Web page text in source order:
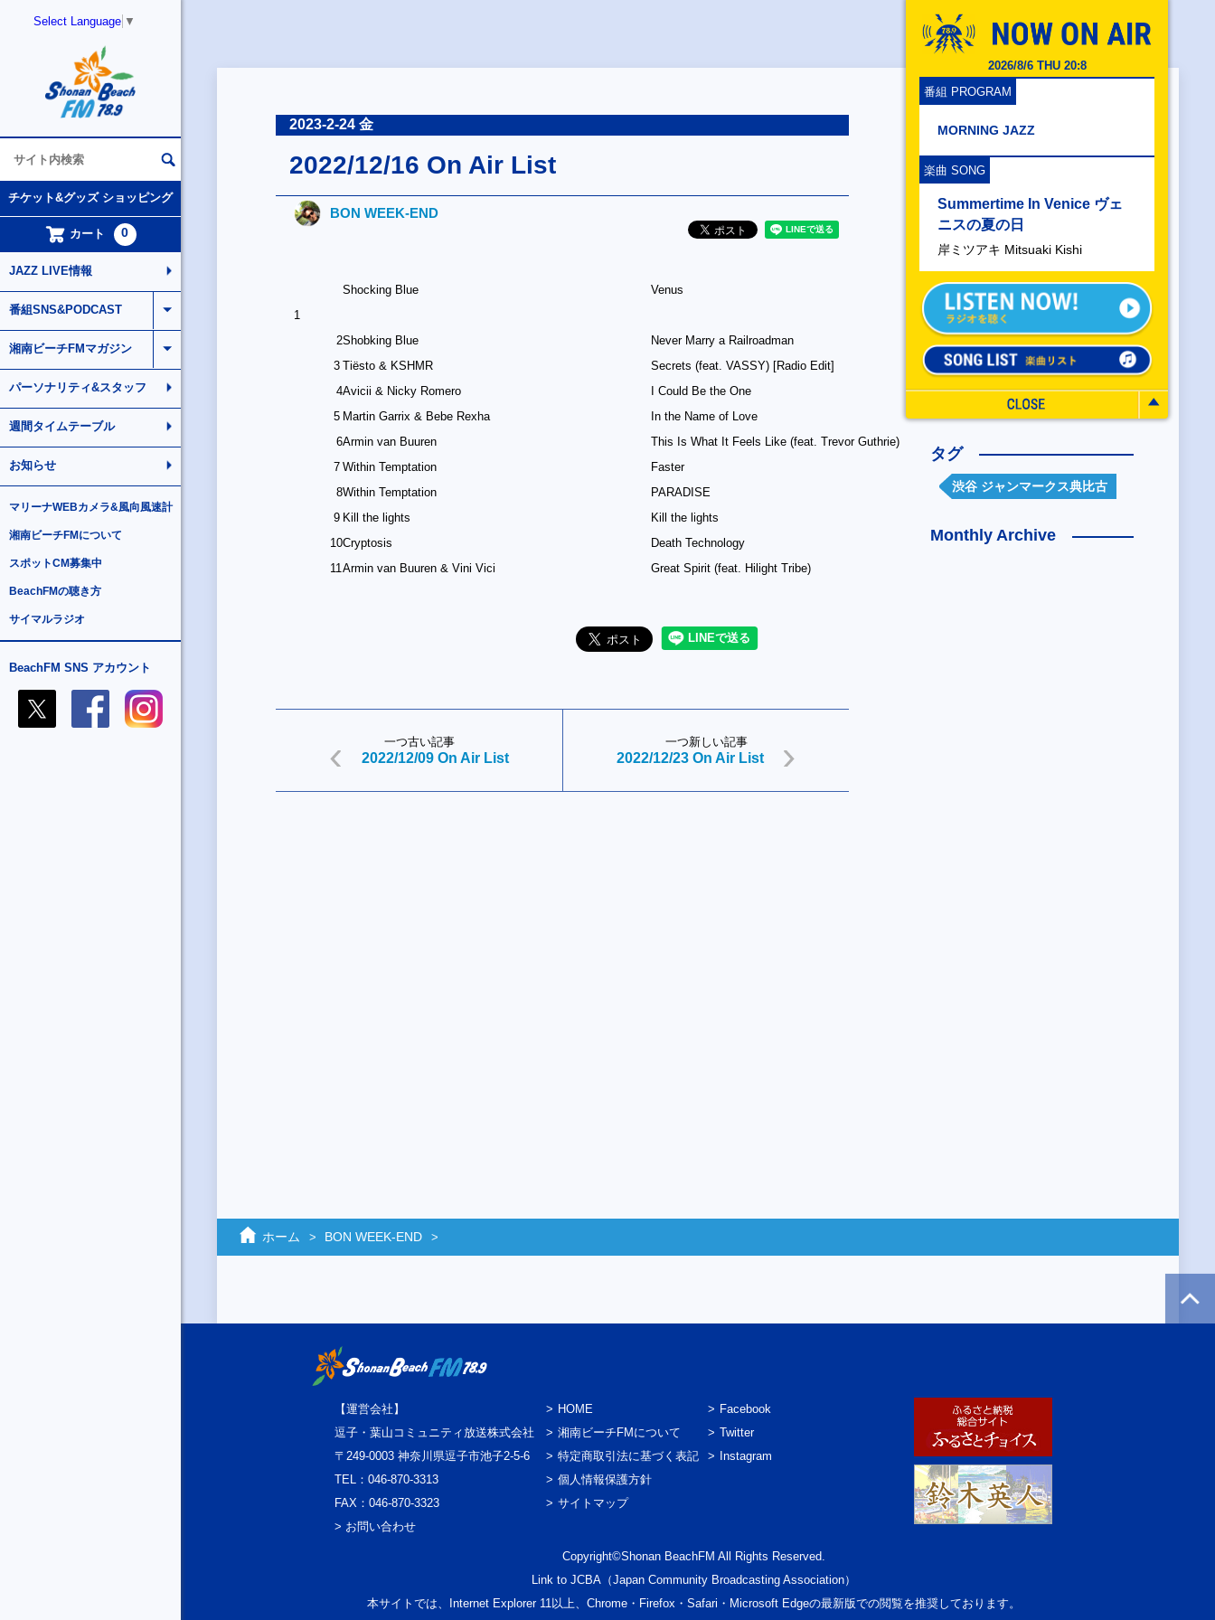
Select Language ▼
2026/8/6 THU 20:8
番組 PROGRAM
MORNING JAZZ
楽曲 SONG
Summertime In Venice ヴェ
ニスの夏の日
岸ミツアキ Mitsuaki Kishi
チケット&グッズ ショッピング
カート 0
JAZZ LIVE情報
番組SNS&PODCAST
湘南ビーチFMマガジン
パーソナリティ&スタッフ
週間タイムテーブル
お知らせ
マリーナWEBカメラ&風向風速計
湘南ビーチFMについて
スポットCM募集中
BeachFMの聴き方
サイマルラジオ
BeachFM SNS アカウント
2023-2-24 金
2022/12/16 On Air List
BON WEEK‐END
1
Shocking Blue Venus
2Shobking Blue
Never Marry a Railroadman
3 Tiësto & KSHMR
Secrets (feat. VASSY) [Radio Edit]
4Avicii & Nicky Romero
I Could Be the One
5 Martin Garrix & Bebe Rexha
In the Name of Love
6Armin van Buuren
This Is What It Feels Like (feat. Trevor Guthrie)
7 Within Temptation
Faster
8Within Temptation
PARADISE
9 Kill the lights
Kill the lights
10Cryptosis
Death Technology
11Armin van Buuren & Vini Vici Great Spirit (feat. Hilight Tribe)
一つ古い記事
2022/12/09 On Air List
一つ新しい記事
2022/12/23 On Air List
タグ
渋谷 ジャンマークス典比古
Monthly Archive
ホーム BON WEEK‐END
【運営会社】
逗子・葉山コミュニティ放送株式会社
〒249-0003 神奈川県逗子市池子2-5-6
TEL：046-870-3313
FAX：046-870-3323
> お問い合わせ
HOME
湘南ビーチFMについて
特定商取引法に基づく表記
個人情報保護方針
サイトマップ
Facebook
Twitter
Instagram
Copyright©Shonan BeachFM All Rights Reserved.
Link to JCBA（Japan Community Broadcasting Association）
本サイトでは、Internet Explorer 11以上、Chrome・Firefox・Safari・Microsoft Edgeの最新版での閲覧を推奨しております。